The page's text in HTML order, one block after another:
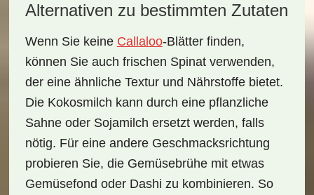
Alternativen zu bestimmten Zutaten
Wenn Sie keine Callaloo-Blätter finden,
können Sie auch frischen Spinat verwenden,
der eine ähnliche Textur und Nährstoffe bietet.
Die Kokosmilch kann durch eine pflanzliche
Sahne oder Sojamilch ersetzt werden, falls
nötig. Für eine andere Geschmacksrichtung
probieren Sie, die Gemüsebrühe mit etwas
Gemüsefond oder Dashi zu kombinieren. So